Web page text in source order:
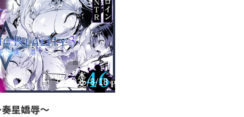
2025/8/18
星嬌辱〜